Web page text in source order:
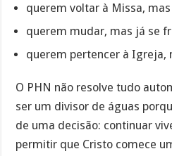
querem voltar à Missa,
querem mudar, mas já se
querem pertencer à Igreja,
O PHN não resolve tudo
ser um divisor de águas
de uma decisão: continuar
permitir que Cristo comece